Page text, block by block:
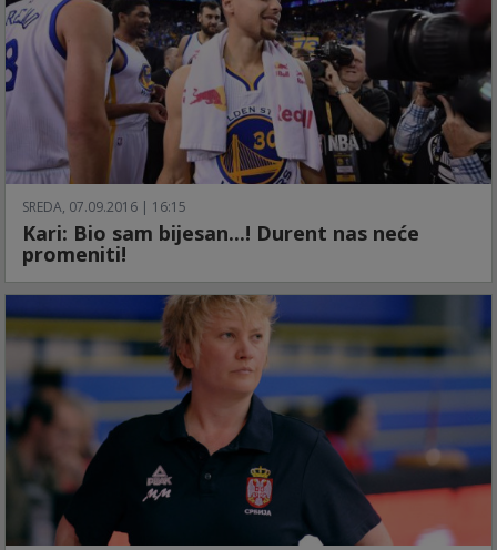
SREDA, 07.09.2016 | 16:15
Kari: Bio sam bijesan...! Durent nas neće
promeniti!